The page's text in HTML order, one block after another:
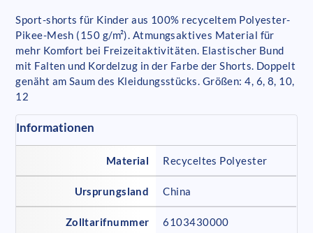
Sport-shorts für Kinder aus 100% recyceltem Polyester-
Pikee-Mesh (150 g/m²). Atmungsaktives Material für
mehr Komfort bei Freizeitaktivitäten. Elastischer Bund
mit Falten und Kordelzug in der Farbe der Shorts. Doppelt
genäht am Saum des Kleidungsstücks. Größen: 4, 6, 8, 10,
12
Informationen
Material Recyceltes Polyester
Ursprungsland China
Zolltarifnummer 6103430000